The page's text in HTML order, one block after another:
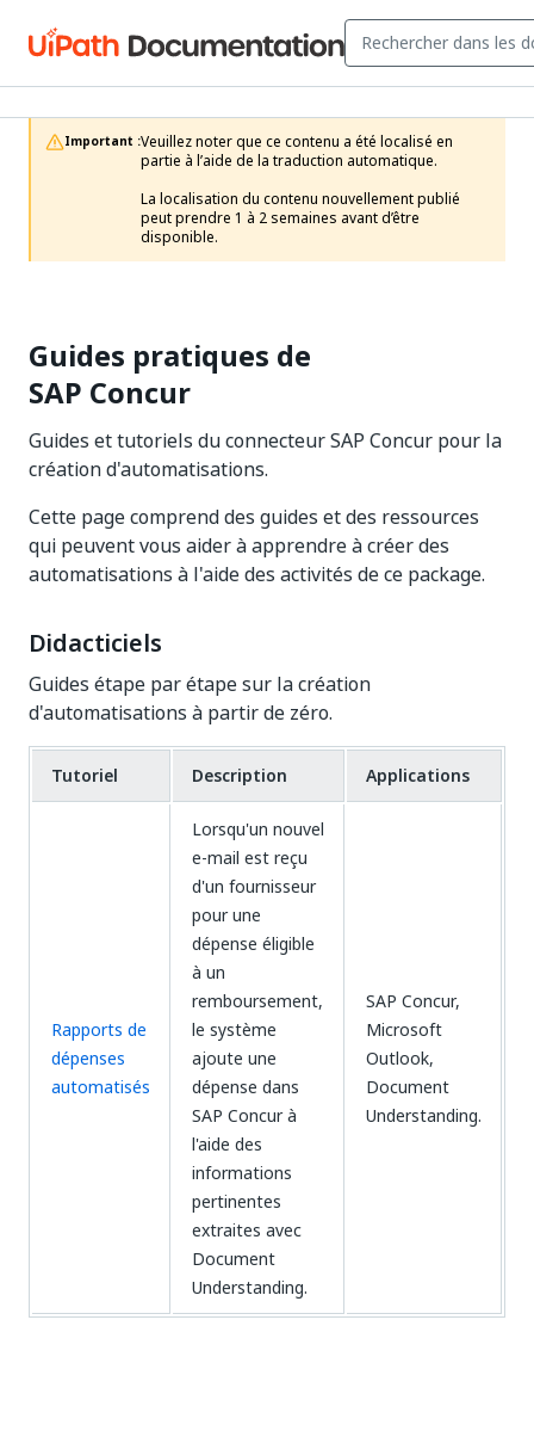
Important :Veuillez noter que ce contenu a été localisé en
partie à l’aide de la traduction automatique.
La localisation du contenu nouvellement publié
peut prendre 1 à 2 semaines avant d’être
disponible.
Guides pratiques de
SAP Concur
Guides et tutoriels du connecteur SAP Concur pour la
création d'automatisations.
Cette page comprend des guides et des ressources
qui peuvent vous aider à apprendre à créer des
automatisations à l'aide des activités de ce package.
Didacticiels
Guides étape par étape sur la création
d'automatisations à partir de zéro.
Tutoriel Description Applications
Rapports de
dépenses
automatisés
Lorsqu'un nouvel
e-mail est reçu
d'un fournisseur
pour une
dépense éligible
à un
remboursement,
le système
ajoute une
dépense dans
SAP Concur à
l'aide des
informations
pertinentes
extraites avec
Document
Understanding.
SAP Concur,
Microsoft
Outlook,
Document
Understanding.